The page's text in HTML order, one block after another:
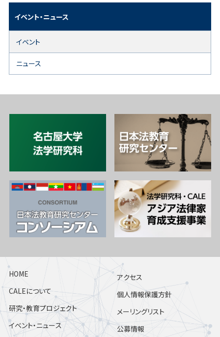
イベント・ニュース
イベント
ニュース
HOME
CALEについて
研究・教育プロジェクト
イベント・ニュース
アクセス
個人情報保護方針
メーリングリスト
公募情報